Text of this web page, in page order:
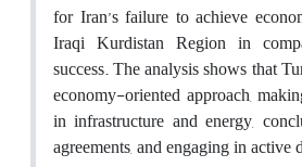
for Iran’s failure to achieve
Iraqi Kurdistan Region in
success. The analysis shows that
economy-oriented approach,
in infrastructure and energy,
agreements, and engaging in